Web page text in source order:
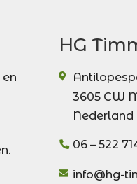
HG
3605 CW
Nederland
06 – 522
info@hg-